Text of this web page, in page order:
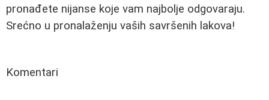
pronađete nijanse koje vam najbolje odgovaraju.
Srećno u pronalaženju vaših savršenih lakova!
Komentari